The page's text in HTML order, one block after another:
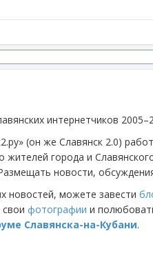
интернетчиков
(он же Славянск 2.0)
жителей города и
новости,
новостей, можете завести
фотографии и
Славянска-на-Кубани.